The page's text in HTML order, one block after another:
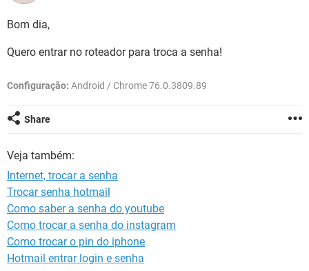
GUIA DE COMPRAS
INSTAGRAM
CELULAR
OUTLOOK
INSTAGRAM GMAIL
JOGOS
INSTAGRAM GMAIL
GUIA DE COMPRAS
Bom dia,
Quero entrar no roteador para troca a senha!
Configuração: Android / Chrome 76.0.3809.89
Share
Veja também:
Internet, trocar a senha
Trocar senha hotmail
Como saber a senha do youtube
Como trocar a senha do instagram
Como trocar o pin do iphone
Hotmail entrar login e senha